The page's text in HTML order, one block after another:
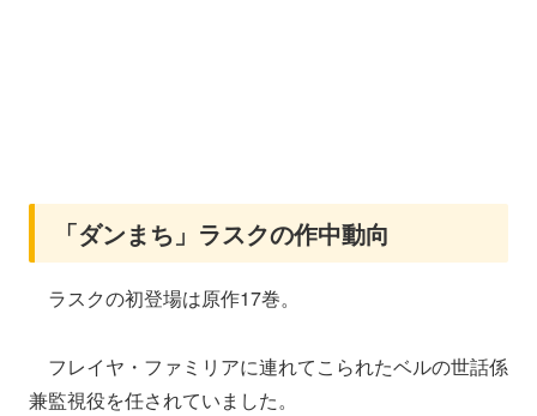
「ダンまち」ラスクの作中動向
ラスクの初登場は原作17巻。
フレイヤ・ファミリアに連れてこられたベルの世話係
兼監視役を任されていました。